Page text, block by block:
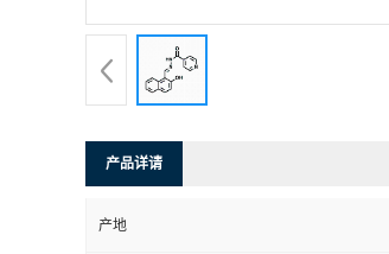
产品详请
产地